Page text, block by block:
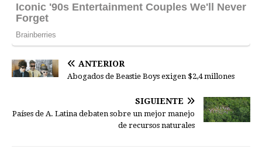
ANTERIOR
Abogados de Beastie Boys exigen $2,4 millones
SIGUIENTE
Países de A. Latina debaten sobre un mejor manejo
de recursos naturales